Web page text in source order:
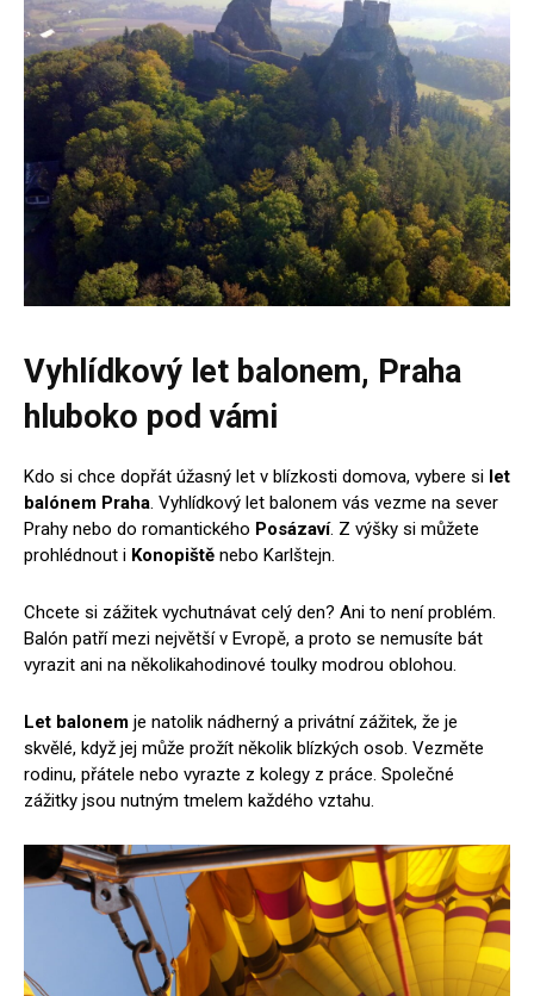
Vyhlídkový let balonem, Praha
hluboko pod vámi
Kdo si chce dopřát úžasný let v blízkosti domova, vybere si let
balónem Praha. Vyhlídkový let balonem vás vezme na sever
Prahy nebo do romantického Posázaví. Z výšky si můžete
prohlédnout i Konopiště nebo Karlštejn.
Chcete si zážitek vychutnávat celý den? Ani to není problém.
Balón patří mezi největší v Evropě, a proto se nemusíte bát
vyrazit ani na několikahodinové toulky modrou oblohou.
Let balonem je natolik nádherný a privátní zážitek, že je
skvělé, když jej může prožít několik blízkých osob. Vezměte
rodinu, přátele nebo vyrazte z kolegy z práce. Společné
zážitky jsou nutným tmelem každého vztahu.